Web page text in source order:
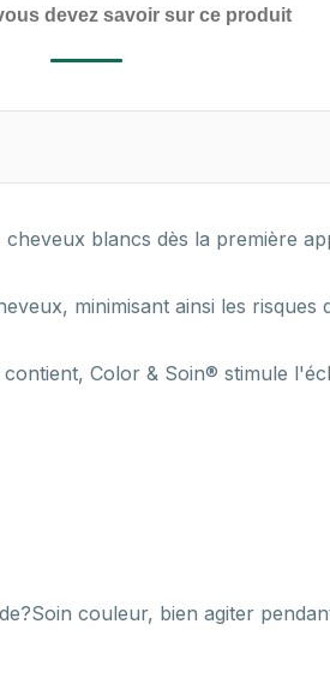
devez savoir sur ce produit
blancs dès la première
minimisant ainsi les risques
Color & Soin® stimule
couleur, bien agiter